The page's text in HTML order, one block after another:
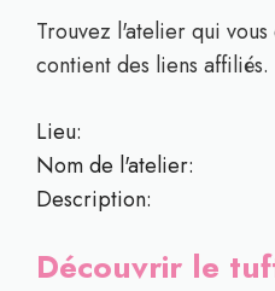
Trouvez l'atelier qui
contient des liens affiliés.
Lieu:
Nom de l'atelier:
Description:
Découvrir le